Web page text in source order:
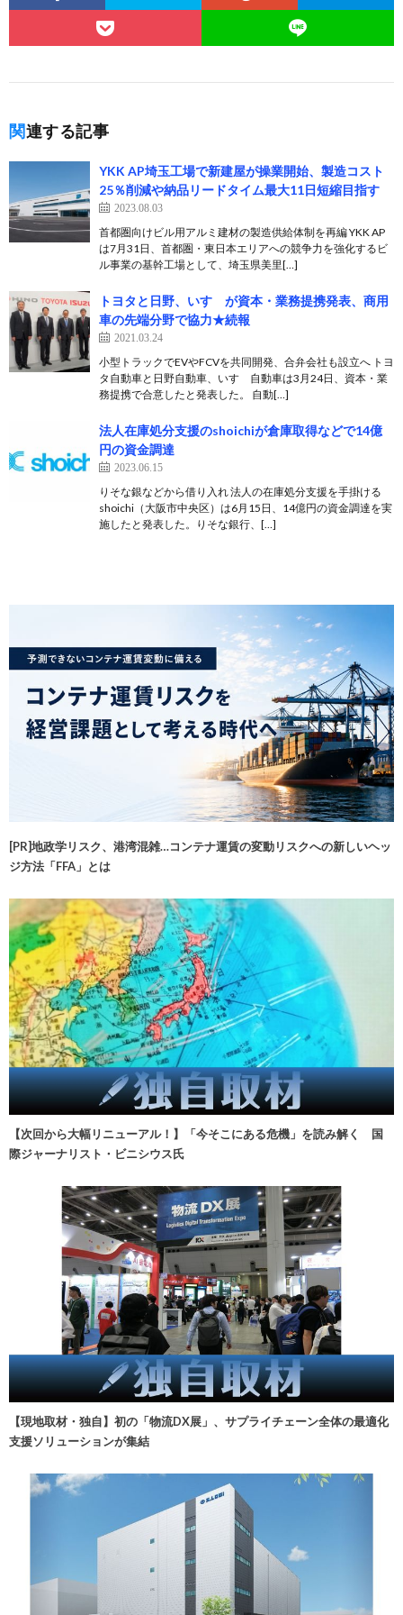
関連する記事
YKK AP埼玉工場で新建屋が操業開始、製造コスト
25％削減や納品リードタイム最大11日短縮目指す
2023.08.03
首都圏向けビル用アルミ建材の製造供給体制を再編 YKK AP
は7月31日、首都圏・東日本エリアへの競争力を強化するビ
ル事業の基幹工場として、埼玉県美里[…]
トヨタと日野、いすゞが資本・業務提携発表、商用
車の先端分野で協力★続報
2021.03.24
小型トラックでEVやFCVを共同開発、合弁会社も設立へ トヨ
タ自動車と日野自動車、いすゞ自動車は3月24日、資本・業
務提携で合意したと発表した。 自動[…]
法人在庫処分支援のshoichiが倉庫取得などで14億
円の資金調達
2023.06.15
りそな銀などから借り入れ 法人の在庫処分支援を手掛ける
shoichi（大阪市中央区）は6月15日、14億円の資金調達を実
施したと発表した。りそな銀行、[…]
[PR]地政学リスク、港湾混雑…コンテナ運賃の変動リスクへの新しいヘッ
ジ方法「FFA」とは
【次回から大幅リニューアル！】「今そこにある危機」を読み解く 国
際ジャーナリスト・ビニシウス氏
【現地取材・独自】初の「物流DX展」、サプライチェーン全体の最適化
支援ソリューションが集結